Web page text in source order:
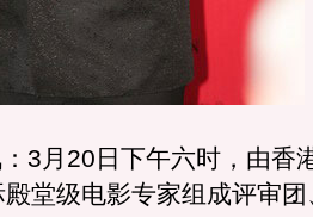
月20日下午六时，由香
堂级电影专家组成评审